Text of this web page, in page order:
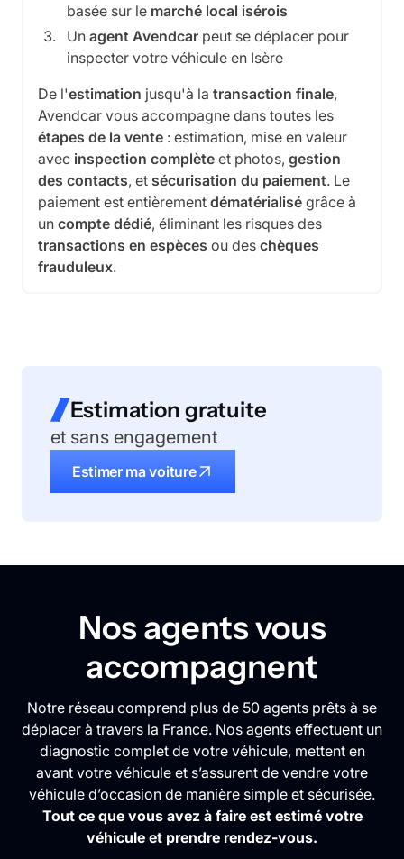
basée sur le marché local isérois
Un agent Avendcar peut se déplacer pour
inspecter votre véhicule en Isère
De l'estimation jusqu'à la transaction finale,
Avendcar vous accompagne dans toutes les
étapes de la vente : estimation, mise en valeur
avec inspection complète et photos, gestion
des contacts, et sécurisation du paiement. Le
paiement est entièrement dématérialisé grâce à
un compte dédié, éliminant les risques des
transactions en espèces ou des chèques
frauduleux.
Estimation gratuite
et sans engagement
Estimer ma voiture
Nos agents vous
accompagnent
Notre réseau comprend plus de 50 agents prêts à se
déplacer à travers la France. Nos agents effectuent un
diagnostic complet de votre véhicule, mettent en
avant votre véhicule et s’assurent de vendre votre
véhicule d’occasion de manière simple et sécurisée.
Tout ce que vous avez à faire est estimé votre
véhicule et prendre rendez-vous.